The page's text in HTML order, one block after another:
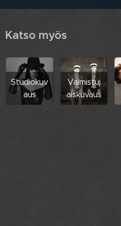
Katso myös
Studiokuv
aus
Valmistuj
aiskuvaus